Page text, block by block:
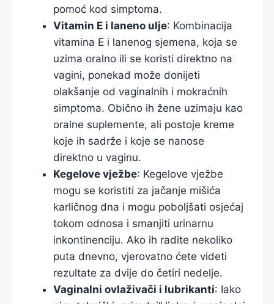
pomoć kod simptoma.
Vitamin E i laneno ulje: Kombinacija
vitamina E i lanenog sjemena, koja se
uzima oralno ili se koristi direktno na
vagini, ponekad može donijeti
olakšanje od vaginalnih i mokraćnih
simptoma. Obično ih žene uzimaju kao
oralne suplemente, ali postoje kreme
koje ih sadrže i koje se nanose
direktno u vaginu.
Kegelove vježbe: Kegelove vježbe
mogu se koristiti za jačanje mišića
karličnog dna i mogu poboljšati osjećaj
tokom odnosa i smanjiti urinarnu
inkontinenciju. Ako ih radite nekoliko
puta dnevno, vjerovatno ćete videti
rezultate za dvije do četiri nedelje.
Vaginalni ovlaživači i lubrikanti: Iako